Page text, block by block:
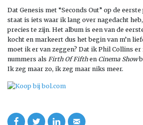
Dat Genesis met “Seconds Out” op de
staat is iets waar ik lang over nagedacht
precies te zijn. Het album is een van de
kocht en markeert dus het begin van m’n
moet ik er van zeggen? Dat ik Phil Collins
nummers als Firth Of Fifthen Cinema Show
Ik zeg maar zo, ik zeg maar niks meer.